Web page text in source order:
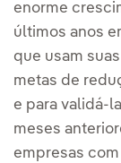
enorme
últimos anos
que usam
metas de
e para validá-
meses
empresas